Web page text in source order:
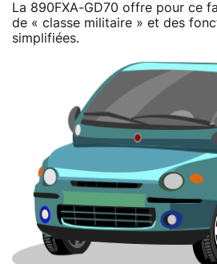
La 890FXA-GD70 offre pour ce
de « classe militaire » et des
simplifiées.